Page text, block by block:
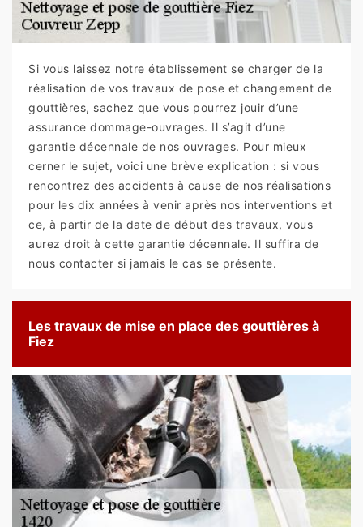
Si vous laissez notre établissement se charger de la
réalisation de vos travaux de pose et changement de
gouttières, sachez que vous pourrez jouir d’une
assurance dommage-ouvrages. Il s’agit d’une
garantie décennale de nos ouvrages. Pour mieux
cerner le sujet, voici une brève explication : si vous
rencontrez des accidents à cause de nos réalisations
pour les dix années à venir après nos interventions et
ce, à partir de la date de début des travaux, vous
aurez droit à cette garantie décennale. Il suffira de
nous contacter si jamais le cas se présente.
Les travaux de mise en place des gouttières à
Fiez